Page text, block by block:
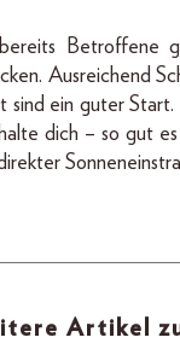
Betroffene
Ausreichend
sind ein guter
dich – so gut
Artikel